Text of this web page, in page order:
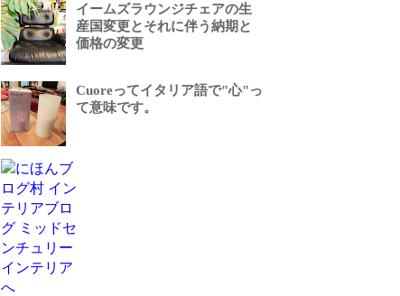
イームズラウンジチェアの生
産国変更とそれに伴う納期と
価格の変更
Cuoreってイタリア語で"心"っ
て意味です。